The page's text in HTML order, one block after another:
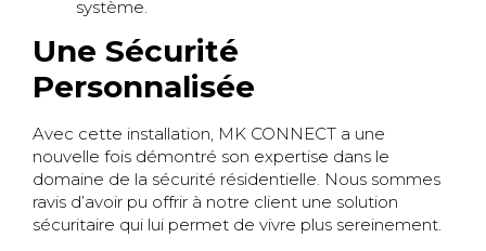
système.
Une Sécurité
Personnalisée
Avec cette installation, MK CONNECT a une
nouvelle fois démontré son expertise dans le
domaine de la sécurité résidentielle. Nous sommes
ravis d’avoir pu offrir à notre client une solution
sécuritaire qui lui permet de vivre plus sereinement.